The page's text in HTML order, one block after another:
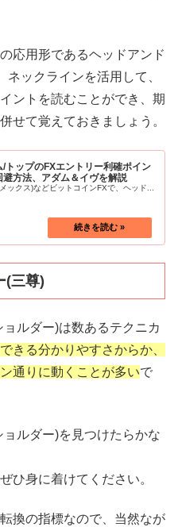
応用形であるヘッドアンド
ックラインを活用して、
ントを読むことができ、期
せて覚えておきましょう。
/トップのFXエントリー利確ポイン
避方法、アダム＆イヴを解説
ックス)などビットコインFXで、ヘッド...
(三尊)
ルダー)は数あるテクニカ
きる分かりやすさからか、
通りに動くことが多いで
ルダー)を見つけたらかな
ひ身に着けてください。
換の指標なので、当然なが